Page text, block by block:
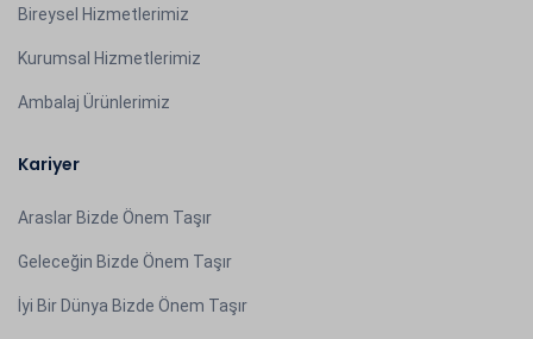
Bireysel Hizmetlerimiz
Kurumsal Hizmetlerimiz
Ambalaj Ürünlerimiz
Kariyer
Araslar Bizde Önem Taşır
Geleceğin Bizde Önem Taşır
İyi Bir Dünya Bizde Önem Taşır